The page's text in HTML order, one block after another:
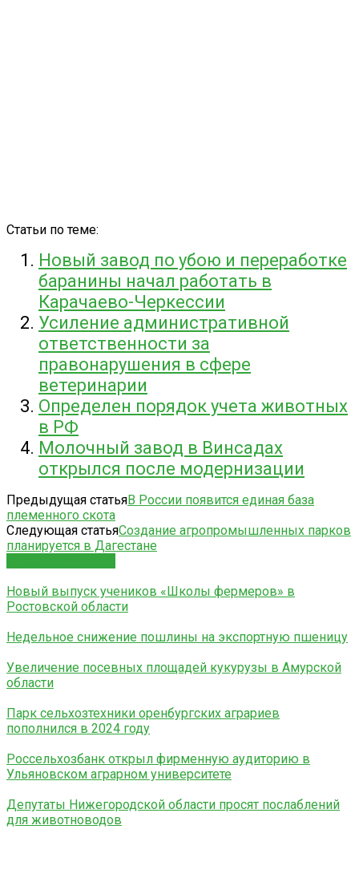
Статьи по теме:
Новый завод по убою и переработке
баранины начал работать в
Карачаево-Черкессии
Усиление административной
ответственности за
правонарушения в сфере
ветеринарии
Определен порядок учета животных
в РФ
Молочный завод в Винсадах
открылся после модернизации
Предыдущая статьяВ России появится единая база
племенного скота
Следующая статьяСоздание агропромышленных парков
планируется в Дагестане
Новый выпуск учеников «Школы фермеров» в
Ростовской области
Недельное снижение пошлины на экспортную пшеницу
Увеличение посевных площадей кукурузы в Амурской
области
Парк сельхозтехники оренбургских аграриев
пополнился в 2024 году
Россельхозбанк открыл фирменную аудиторию в
Ульяновском аграрном университете
Депутаты Нижегородской области просят послаблений
для животноводов